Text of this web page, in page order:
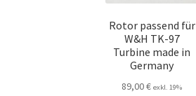
Rotor passend für
W&H TK-97
Turbine made in
Germany
89,00€ exkl. 19%